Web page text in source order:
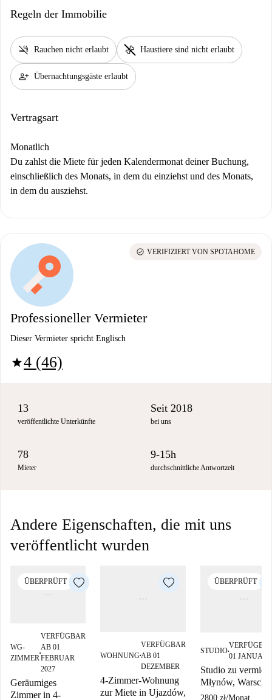
Regeln der Immobilie
smoke_free Rauchen nicht erlaubt pet_supplies Haustiere sind nicht erlaubt
person_add Übernachtungsgäste erlaubt
Vertragsart
Monatlich
Du zahlst die Miete für jeden Kalendermonat deiner Buchung,
einschließlich des Monats, in dem du einziehst und des Monats,
in dem du ausziehst.
Professioneller Vermieter
Dieser Vermieter spricht Englisch
star4 (46)
check_circle VERIFIZIERT VON SPOTAHOME
13
veröffentlichte Unterkünfte
Seit 2018
bei uns
78
Mieter
9-15h
durchschnittliche Antwortzeit
Andere Eigenschaften, die mit uns
veröffentlicht wurden
ÜBERPRÜFT
WG-
ZIMMER
■
VERFÜGBAR
AB 01
FEBRUAR
2027
Geräumiges
Zimmer in 4-
WOHNUNG■
VERFÜGBAR
AB 01
DEZEMBER
4-Zimmer-Wohnung
zur Miete in Ujazdów,
ÜBERPRÜFT
STUDIO■
01 JANUAR
Studio zu
Młynów,
2800 zł/Monat